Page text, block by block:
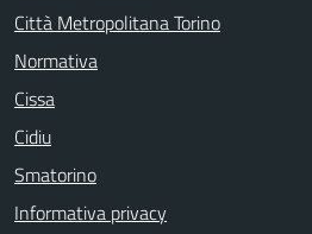
Città Metropolitana Torino
Normativa
Cissa
Cidiu
Smatorino
Informativa privacy